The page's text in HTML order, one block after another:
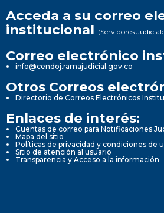
Acceda a su correo
institucional (Servidores
Correo electrónico
info@cendoj.ramajudicial.gov.co
Otros Correos
Directorio de Correos Electrónicos
Enlaces de interés:
Cuentas de correo para Notificaciones
Mapa del sitio
Políticas de privacidad y condiciones de
Sitio de atención al usuario
Transparencia y Acceso a la información